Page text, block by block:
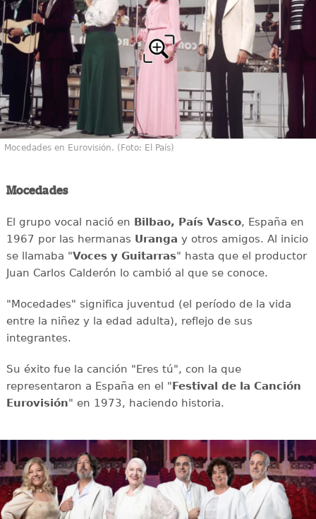
Mocedades en Eurovisión. (Foto: El País)
Mocedades
El grupo vocal nació en Bilbao, País Vasco, España en
1967 por las hermanas Uranga y otros amigos. Al inicio
se llamaba "Voces y Guitarras" hasta que el productor
Juan Carlos Calderón lo cambió al que se conoce.
"Mocedades" significa juventud (el período de la vida
entre la niñez y la edad adulta), reflejo de sus
integrantes.
Su éxito fue la canción "Eres tú", con la que
representaron a España en el "Festival de la Canción
Eurovisión" en 1973, haciendo historia.